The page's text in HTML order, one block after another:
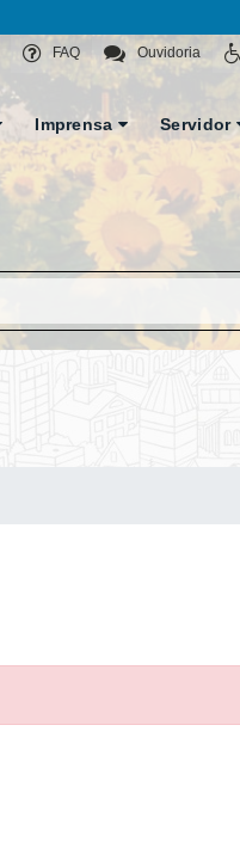
Ouvidoria
FAQ
Imprensa Servidor